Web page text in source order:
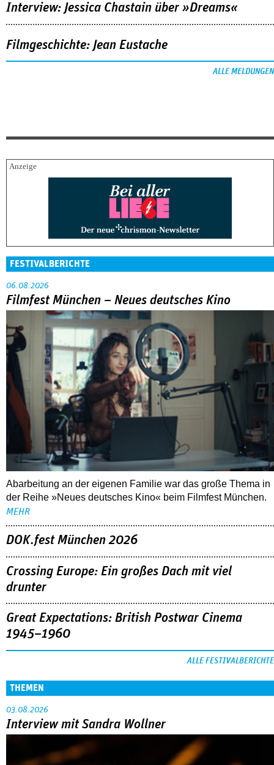
Interview: Jessica Chastain über »Dreams«
Filmgeschichte: Jean Eustache
ALLE MELDUNGEN
FESTIVALBERICHTE
06.08.2026
Filmfest München – Neues deutsches Kino
Abarbeitung an der eigenen Familie war das große Thema in
der Reihe »Neues deutsches Kino« beim Filmfest München.
MEHR
DOK.fest München 2026
Crossing Europe: Ein großes Dach mit viel
drunter
Great Expectations: British Postwar Cinema
1945–1960
ALLE FESTIVALBERICHTE
THEMEN
03.08.2026
Interview mit Sandra Wollner